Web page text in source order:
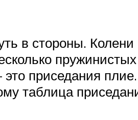
в стороны. Колени
приседания
таблица